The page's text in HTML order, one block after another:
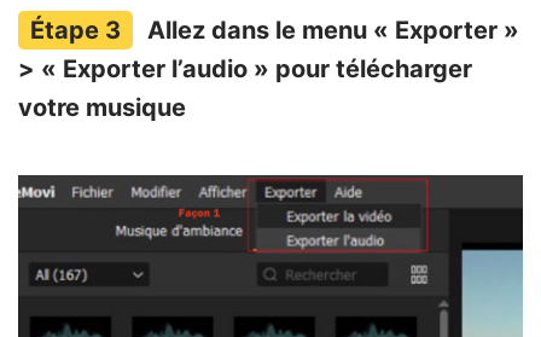
Allez dans le menu « Exporter »
> « Exporter l’audio » pour télécharger
votre musique